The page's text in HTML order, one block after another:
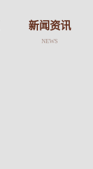
新闻资讯
NEWS